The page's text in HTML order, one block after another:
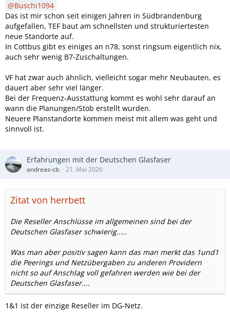
Buschi1094
Das ist mir schon seit einigen Jahren in Südbrandenburg
aufgefallen, TEF baut am schnellsten und strukturiertesten
neue Standorte auf.
In Cottbus gibt es einiges an n78, sonst ringsum eigentlich nix,
auch sehr wenig B7-Zuschaltungen.
VF hat zwar auch ähnlich, vielleicht sogar mehr Neubauten, es
dauert aber sehr viel länger.
Bei der Frequenz-Ausstattung kommt es wohl sehr darauf an
wann die Planungen/Stob erstellt wurden.
Neuere Planstandorte kommen meist mit allem was geht und
sinnvoll ist.
Erfahrungen mit der Deutschen Glasfaser
andreas-cb 21. Mai 2026
Zitat von herrbett
Die Reseller Anschlüsse im allgemeinen sind bei der
Deutschen Glasfaser schwierig.....
Was man aber positiv sagen kann das man merkt das 1und1
die Peerings und Netzübergaben zu anderen Providern
nicht so auf Anschlag voll gefahren werden wie bei der
Deutschen Glasfaser....
1&1 ist der einzige Reseller im DG-Netz.